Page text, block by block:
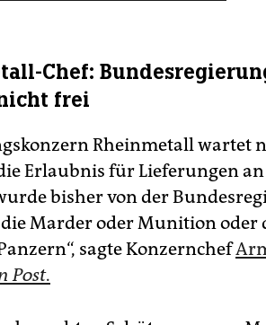
Chef:
frei
Rheinmetall wartet
Erlaubnis für Lieferungen
bisher von der
Marder oder Munition oder
sagte Konzernchef
Post.